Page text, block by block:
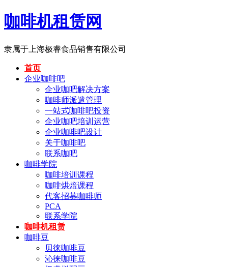
咖啡机租赁网
隶属于上海极睿食品销售有限公司
首页
企业咖啡吧
企业咖吧解决方案
咖啡师派遣管理
一站式咖啡吧投资
企业咖吧培训运营
企业咖啡吧设计
关于咖啡吧
联系咖吧
咖啡学院
咖啡培训课程
咖啡烘焙课程
代客招募咖啡师
PCA
联系学院
咖啡机租赁
咖啡豆
贝徕咖啡豆
沁徕咖啡豆